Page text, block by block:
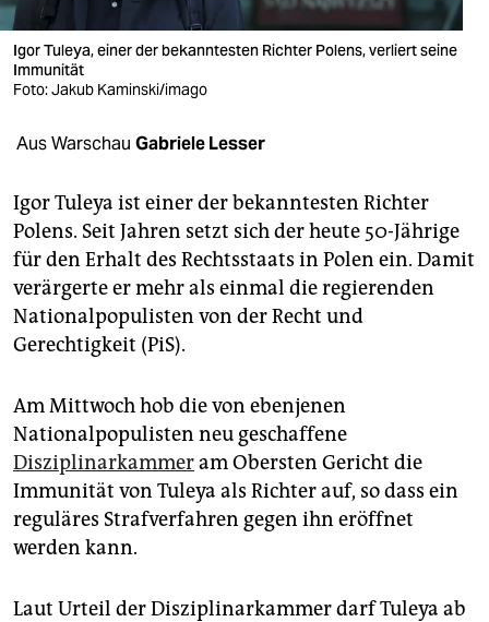
verlag
verlag
shop
fragen & hilfe
unterstützen
abo
genossenschaft
Igor Tuleya, einer der bekanntesten Richter Polens, verliert seine
Immunität
Foto: Jakub Kaminski/imago
Aus Warschau Gabriele Lesser
Igor Tuleya ist einer der bekanntesten Richter
Polens. Seit Jahren setzt sich der heute 50-Jährige
für den Erhalt des Rechtsstaats in Polen ein. Damit
verärgerte er mehr als einmal die regierenden
Nationalpopulisten von der Recht und
Gerechtigkeit (PiS).
Am Mittwoch hob die von ebenjenen
Nationalpopulisten neu geschaffene
Disziplinarkammeram Obersten Gericht die
Immunität von Tuleya als Richter auf, so dass ein
reguläres Strafverfahren gegen ihn eröffnet
werden kann.
Laut Urteil der Disziplinarkammer darf Tuleya ab